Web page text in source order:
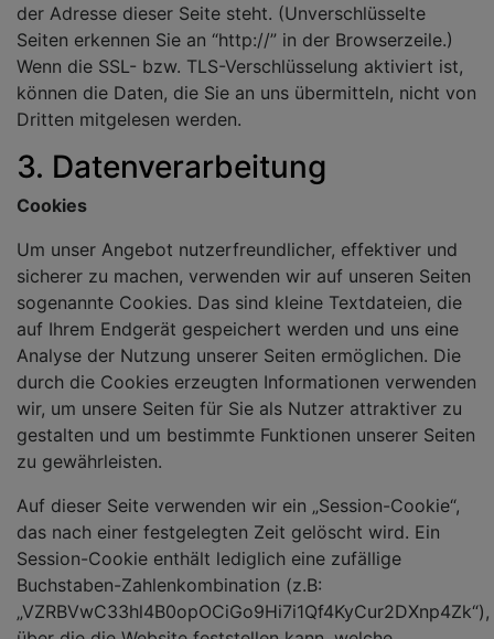
der Adresse dieser Seite steht. (Unverschlüsselte
Seiten erkennen Sie an “http://” in der Browserzeile.)
Wenn die SSL- bzw. TLS-Verschlüsselung aktiviert ist,
können die Daten, die Sie an uns übermitteln, nicht von
Dritten mitgelesen werden.
3. Datenverarbeitung
Cookies
Um unser Angebot nutzerfreundlicher, effektiver und
sicherer zu machen, verwenden wir auf unseren Seiten
sogenannte Cookies. Das sind kleine Textdateien, die
auf Ihrem Endgerät gespeichert werden und uns eine
Analyse der Nutzung unserer Seiten ermöglichen. Die
durch die Cookies erzeugten Informationen verwenden
wir, um unsere Seiten für Sie als Nutzer attraktiver zu
gestalten und um bestimmte Funktionen unserer Seiten
zu gewährleisten.
Auf dieser Seite verwenden wir ein „Session-Cookie“,
das nach einer festgelegten Zeit gelöscht wird. Ein
Session-Cookie enthält lediglich eine zufällige
Buchstaben-Zahlenkombination (z.B:
„VZRBVwC33hl4B0opOCiGo9Hi7i1Qf4KyCur2DXnp4Zk“),